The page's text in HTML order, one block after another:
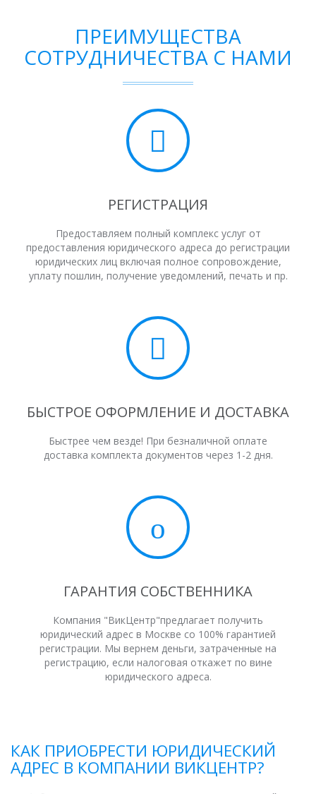
ПРЕИМУЩЕСТВА
СОТРУДНИЧЕСТВА С НАМИ
РЕГИСТРАЦИЯ
Предоставляем полный комплекс услуг от
предоставления юридического адреса до регистрации
юридических лиц включая полное сопровождение,
уплату пошлин, получение уведомлений, печать и пр.
БЫСТРОЕ ОФОРМЛЕНИЕ И ДОСТАВКА
Быстрее чем везде! При безналичной оплате
доставка комплекта документов через 1-2 дня.
ГАРАНТИЯ СОБСТВЕННИКА
Компания "ВикЦентр"предлагает получить
юридический адрес в Москве со 100% гарантией
регистрации. Мы вернем деньги, затраченные на
регистрацию, если налоговая откажет по вине
юридического адреса.
КАК ПРИОБРЕСТИ ЮРИДИЧЕСКИЙ
АДРЕС В КОМПАНИИ ВИКЦЕНТР?